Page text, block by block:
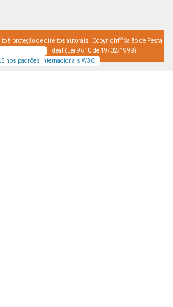
à proteção de direitos autorais. Copyright© Salão de Festa
Ideal (Lei 9610 de 19/02/1998)